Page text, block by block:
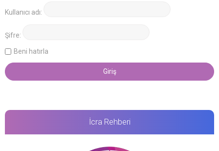
Kullanıcı adı:
Şifre:
Beni hatırla
İcra Rehberi